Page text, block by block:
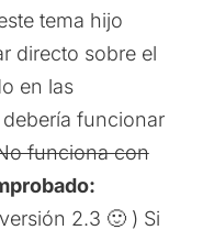
tema hijo
directo sobre el
en las
funcionar
funciona con
2.3 🙂 ) Si